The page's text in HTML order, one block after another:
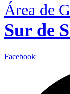
Área de
Sur de
Facebook